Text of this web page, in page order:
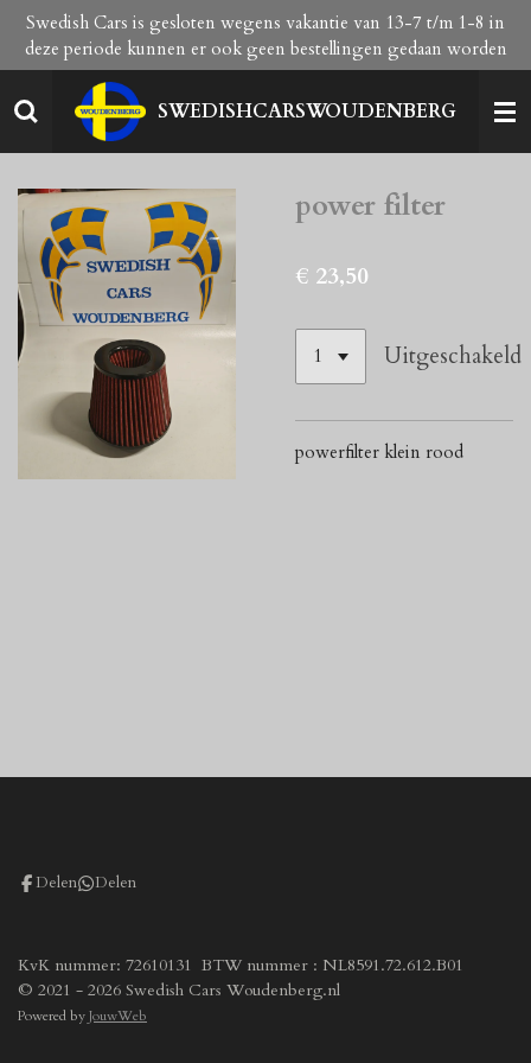
Ga
direct
naar
de
hoofdinhoud
SWEDISHCARSWOUDENBERG
Swedish Cars is gesloten wegens vakantie van 13-7 t/m 1-8 in
deze periode kunnen er ook geen bestellingen gedaan worden
power filter
€ 23,50
Uitgeschakeld
powerfilter klein rood
Delen Delen
KvK nummer: 72610131 BTW nummer : NL8591.72.612.B01
© 2021 - 2026 Swedish Cars Woudenberg.nl
Powered byJouwWeb